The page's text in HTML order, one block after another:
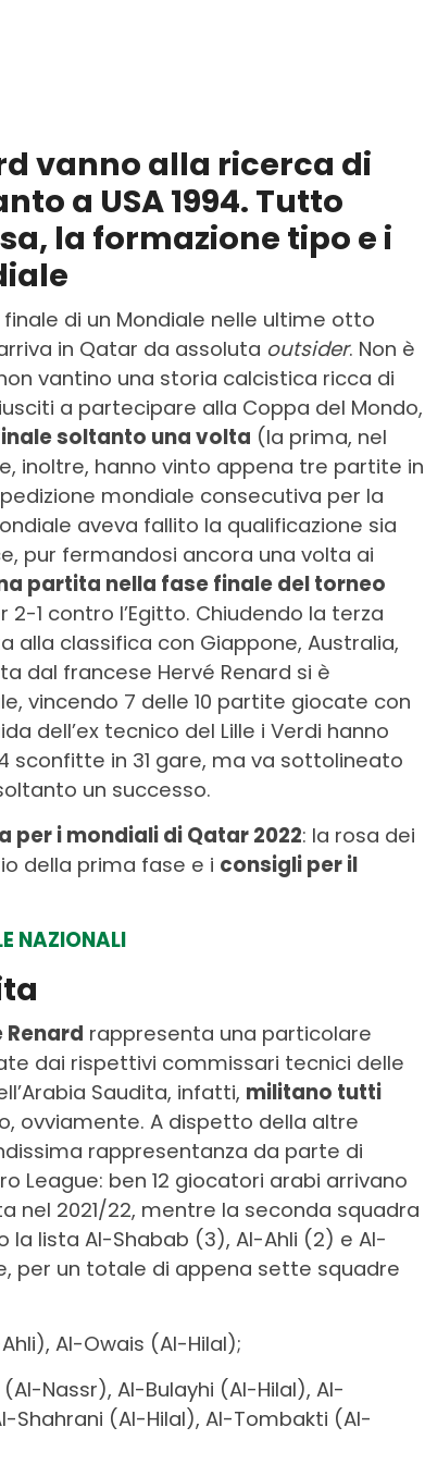
vanno alla ricerca di
a USA 1994. Tutto
la formazione tipo e i
di un Mondiale nelle ultime otto
in Qatar da assoluta outsider. Non è
vantino una storia calcistica ricca di
a partecipare alla Coppa del Mondo,
soltanto una volta (la prima, nel
inoltre, hanno vinto appena tre partite in
mondiale consecutiva per la
aveva fallito la qualificazione sia
pur fermandosi ancora una volta ai
partita nella fase finale del torneo
2-1 contro l’Egitto. Chiudendo la terza
alla classifica con Giappone, Australia,
dal francese Hervé Renard si è
vincendo 7 delle 10 partite giocate con
dell’ex tecnico del Lille i Verdi hanno
sconfitte in 31 gare, ma va sottolineato
un successo.
per i mondiali di Qatar 2022: la rosa dei
della prima fase e i consigli per il
NAZIONALI
Renard rappresenta una particolare
dai rispettivi commissari tecnici delle
Saudita, infatti, militano tutti
ovviamente. A dispetto della altre
rappresentanza da parte di
League: ben 12 giocatori arabi arrivano
nel 2021/22, mentre la seconda squadra
la lista Al-Shabab (3), Al-Ahli (2) e Al-
per un totale di appena sette squadre
Al-Owais (Al-Hilal);
Nassr), Al-Bulayhi (Al-Hilal), Al-
Shahrani (Al-Hilal), Al-Tombakti (Al-